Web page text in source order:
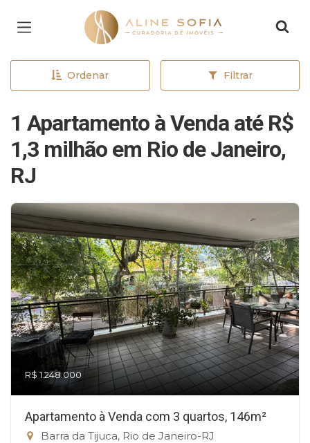
Página inicial
Ordenar Filtrar
1 Apartamento à Venda até R$
1,3 milhão em Rio de Janeiro,
RJ
R$ 1.248.000
Apartamento à Venda com 3 quartos, 146m²
Barra da Tijuca, Rio de Janeiro-RJ